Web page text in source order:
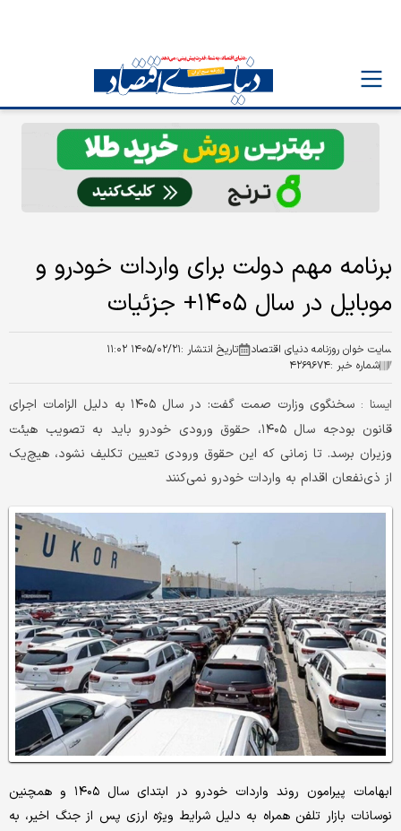
برنامه مهم دولت برای واردات خودرو و
موبایل در سال ۱۴۰۵+ جزئیات
سایت خوان روزنامه دنیای اقتصاد تاریخ انتشار :۱۴۰۵/۰۲/۲۱ ۱۱:۰۲
شماره خبر :۴۲۶۹۶۷۴
ایسنا :
سخنگوی وزارت صمت گفت: در سال ۱۴۰۵ به دلیل الزامات اجرای
قانون بودجه سال ۱۴۰۵، حقوق ورودی خودرو باید به تصویب هیئت
وزیران برسد. تا زمانی که این حقوق ورودی تعیین تکلیف نشود، هیچ‌یک
از ذی‌نفعان اقدام به واردات خودرو نمی‌کنند
ابهامات پیرامون روند واردات خودرو در ابتدای سال ۱۴۰۵ و همچنین
نوسانات بازار تلفن همراه به دلیل شرایط ویژه ارزی پس از جنگ اخیر، به